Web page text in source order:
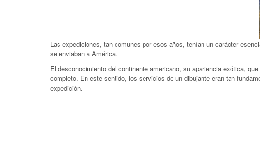
Las expediciones, tan comunes por esos años, tenían un carácter
se enviaban a América.
El desconocimiento del continente americano, su apariencia exótica,
completo. En este sentido, los servicios de un dibujante eran tan
expedición.